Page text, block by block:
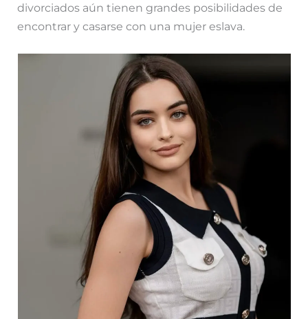
divorciados aún tienen grandes posibilidades de
encontrar y casarse con una mujer eslava.